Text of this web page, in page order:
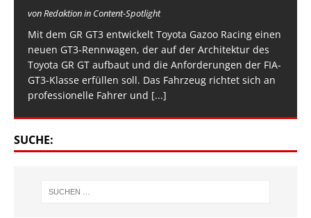
von Redaktion in Content-Spotlight
Mit dem GR GT3 entwickelt Toyota Gazoo Racing einen
neuen GT3-Rennwagen, der auf der Architektur des
Toyota GR GT aufbaut und die Anforderungen der FIA-
GT3-Klasse erfüllen soll. Das Fahrzeug richtet sich an
professionelle Fahrer und [...]
SUCHE: